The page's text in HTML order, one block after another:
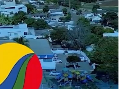
e mais qualidade de vida para a
GRANDES RIOS TRABALHANDO